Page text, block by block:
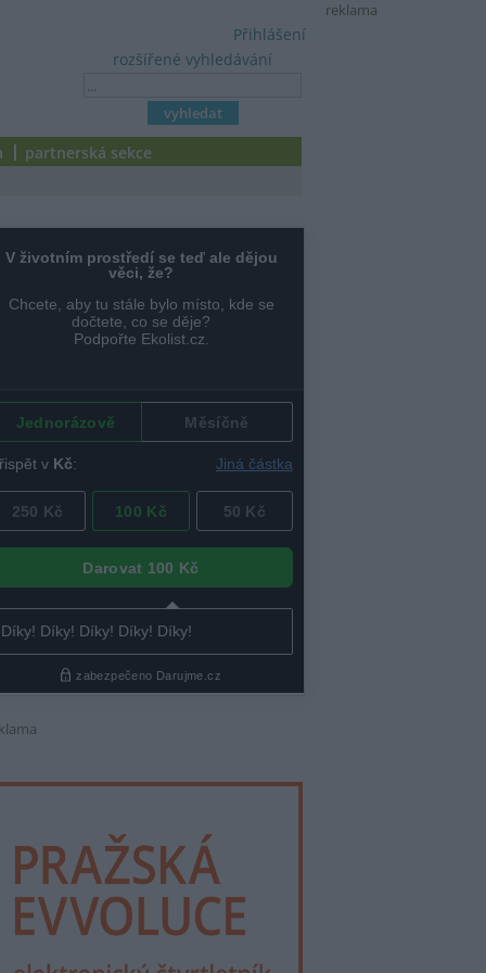
reklama
rozšířené vyhledávání
Přihlášení
partnerská sekce